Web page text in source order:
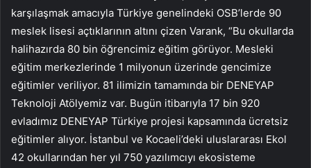
karşılaşmak amacıyla Türkiye genelindeki OSB’lerde 90
meslek lisesi açtıklarının altını çizen Varank, “Bu okullarda
halihazırda 80 bin öğrencimiz eğitim görüyor. Mesleki
eğitim merkezlerinde 1 milyonun üzerinde gencimize
eğitimler veriliyor. 81 ilimizin tamamında bir DENEYAP
Teknoloji Atölyemiz var. Bugün itibarıyla 17 bin 920
evladımız DENEYAP Türkiye projesi kapsamında ücretsiz
eğitimler alıyor. İstanbul ve Kocaeli’deki uluslararası Ekol
42 okullarından her yıl 750 yazılımcıyı ekosisteme